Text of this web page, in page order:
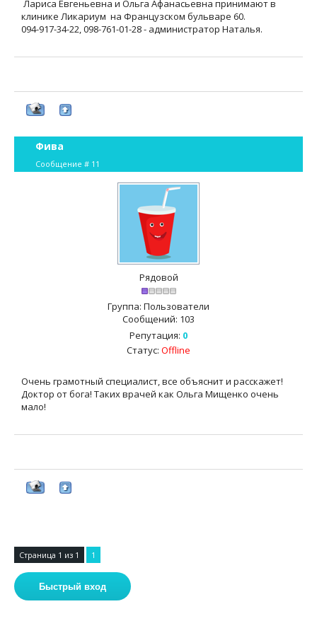
Лариса Евгеньевна и Ольга Афанасьевна принимают в
клинике Ликариум на Французском бульваре 60.
094-917-34-22, 098-761-01-28 - администратор Наталья.
Фива
Сообщение # 11
Рядовой
Группа: Пользователи
Сообщений: 103
Репутация: 0
Статус: Offline
Очень грамотный специалист, все объяснит и расскажет!
Доктор от бога! Таких врачей как Ольга Мищенко очень
мало!
Страница 1 из 1 1